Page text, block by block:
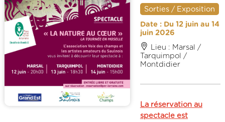
Sorties / Exposition
Date : Du 12 juin au 14
juin 2026
Lieu : Marsal /
Tarquimpol /
Montdidier
La réservation au
spectacle est